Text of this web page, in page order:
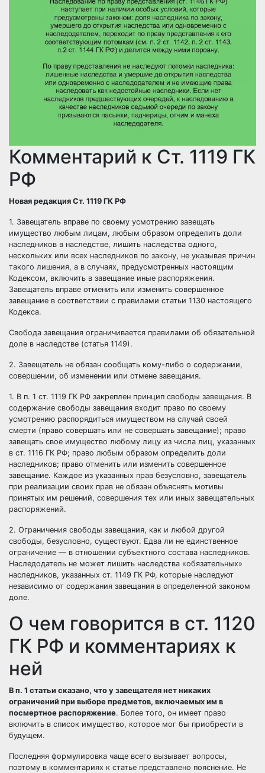
Комментарий к Ст. 1119 ГК
РФ
Новая редакция Ст. 1119 ГК РФ
1. Завещатель вправе по своему усмотрению завещать
имущество любым лицам, любым образом определить доли
наследников в наследстве, лишить наследства одного,
нескольких или всех наследников по закону, не указывая причин
такого лишения, а в случаях, предусмотренных настоящим
Кодексом, включить в завещание иные распоряжения.
Завещатель вправе отменить или изменить совершенное
завещание в соответствии с правилами статьи 1130 настоящего
Кодекса.
Свобода завещания ограничивается правилами об обязательной
доле в наследстве (статья 1149).
2. Завещатель не обязан сообщать кому-либо о содержании,
совершении, об изменении или отмене завещания.
1. В п. 1 ст. 1119 ГК РФ закреплен принцип свободы завещания. В
содержание свободы завещания входит право по своему
усмотрению распорядиться имуществом на случай своей
смерти (право совершать или не совершать завещание); право
завещать свое имущество любому лицу из числа лиц, указанных
в ст. 1116 ГК РФ; право любым образом определить доли
наследников; право отменить или изменить совершенное
завещание. Каждое из указанных прав безусловно, завещатель
при реализации своих прав не обязан объяснять мотивы
принятых им решений, совершения тех или иных завещательных
распоряжений.
2. Ограничения свободы завещания, как и любой другой
свободы, безусловно, существуют. Едва ли не единственное
ограничение — в отношении субъектного состава наследников.
Наследодатель не может лишить наследства «обязательных»
наследников, указанных ст. 1149 ГК РФ, которые наследуют
независимо от содержания завещания в определенной законом
доле.
О чем говорится в ст. 1120
ГК РФ и комментариях к
ней
В п. 1 статьи сказано, что у завещателя нет никаких
ограничений при выборе предметов, включаемых им в
посмертное распоряжение. Более того, он имеет право
включить в список имущество, которое мог бы приобрести в
будущем.
Последняя формулировка чаще всего вызывает вопросы,
поэтому в комментариях к статье представлено пояснение. Не